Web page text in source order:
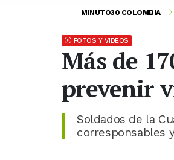
MINUTO30 COLOMBIA
FOTOS Y VIDEOS
Más de
prevenir
Soldados de la
corresponsables